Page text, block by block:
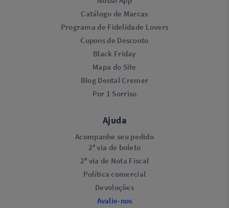
Catálogo de Marcas
Programa de Fidelidade Lovers​
Cupons de Desconto
Black Friday
Mapa do Site
Blog Dental Cremer
Por 1 Sorriso
Ajuda
Acompanhe seu pedido
2ª via de boleto
2ª via de Nota Fiscal
Política comercial
Devoluções
Avalie-nos